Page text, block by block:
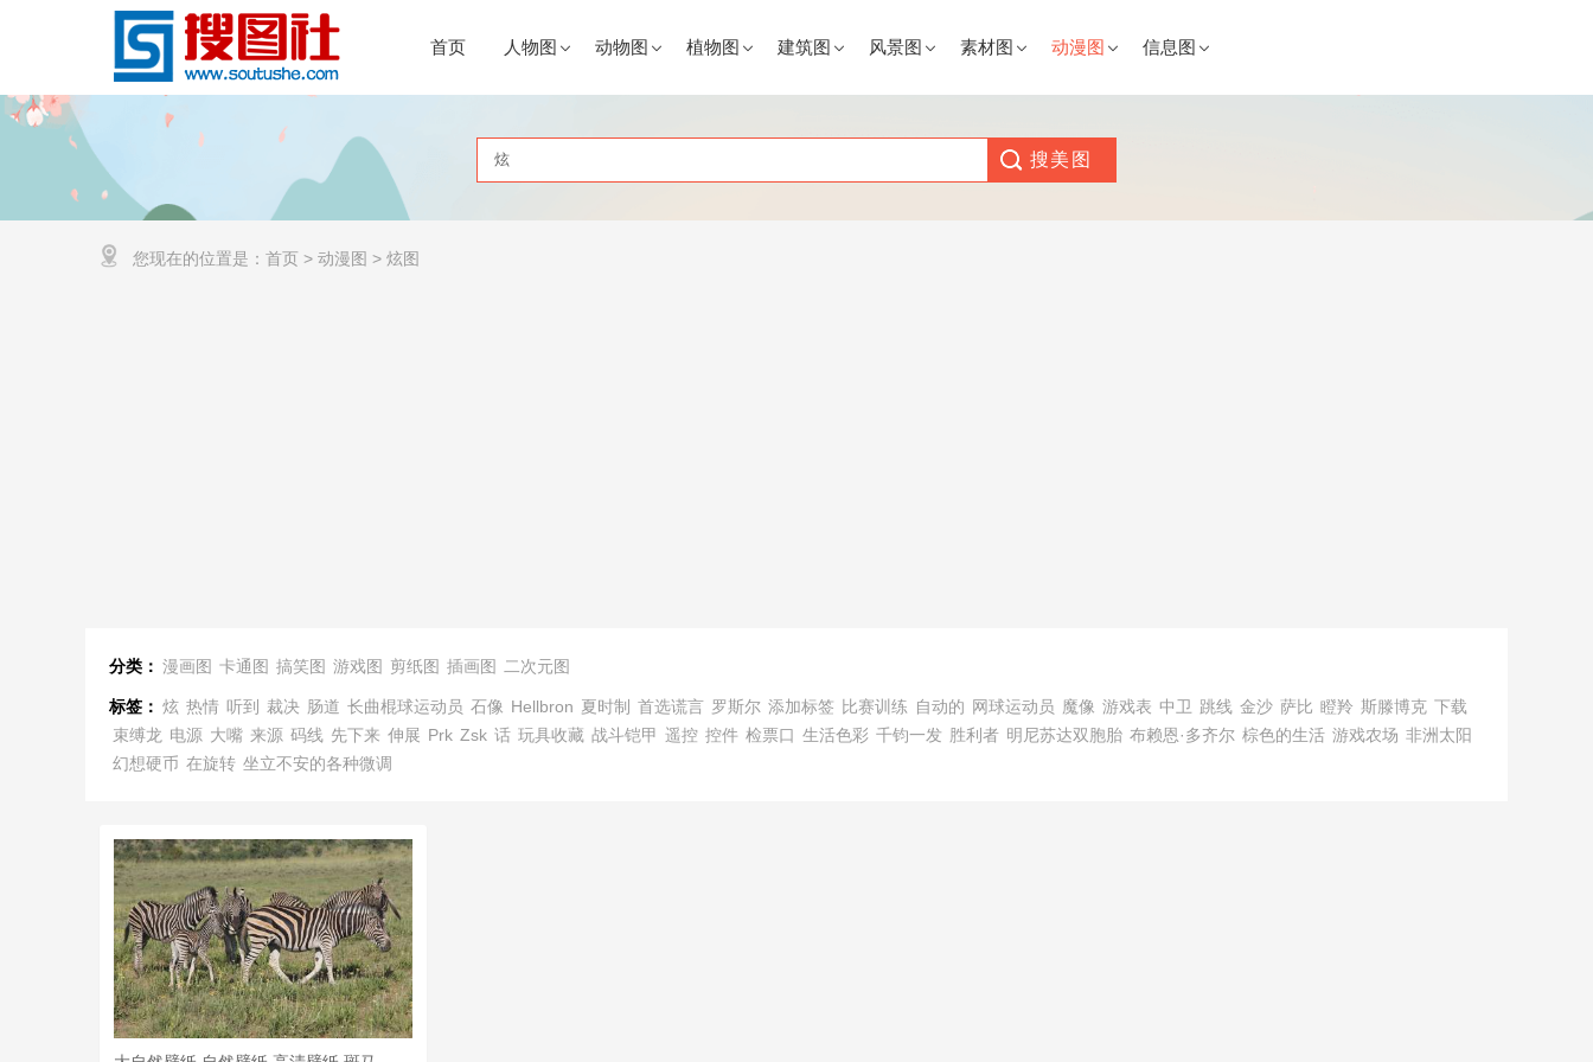
首页 人物图 动物图 植物图 建筑图 风景图 素材图 动漫图 信息图
您现在的位置是： 首页 > 动漫图 > 炫图
分类： 漫画图 卡通图 搞笑图 游戏图 剪纸图 插画图 二次元图
标签： 炫 热情 听到 裁决 肠道 长曲棍球运动员 石像 Hellbron 夏时制 首选谎言 罗斯尔 添加标签 比赛训练 自动的 网球运动员 魔像 游戏表 中卫 跳线 金沙 萨比 瞪羚 斯滕博克 下载
束缚龙 电源 大嘴 来源 码线 先下来 伸展 Prk Zsk 话 玩具收藏 战斗铠甲 遥控 控件 检票口 生活色彩 千钧一发 胜利者 明尼苏达双胞胎 布赖恩·多齐尔 棕色的生活 游戏农场 非洲太阳
幻想硬币 在旋转 坐立不安的各种微调